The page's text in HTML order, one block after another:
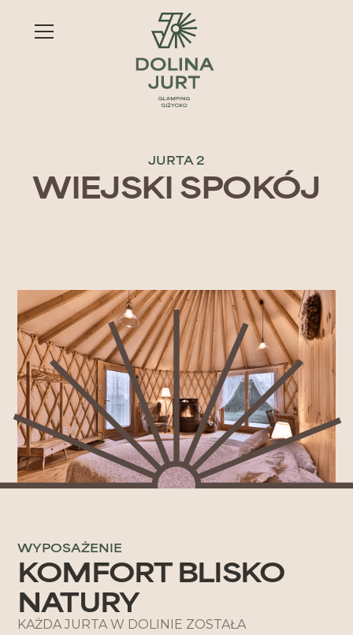
JURTA 2
WIEJSKI SPOKÓJ
WYPOSAŻENIE
KOMFORT BLISKO
NATURY
KAŻDA JURTA W DOLINIE ZOSTAŁA